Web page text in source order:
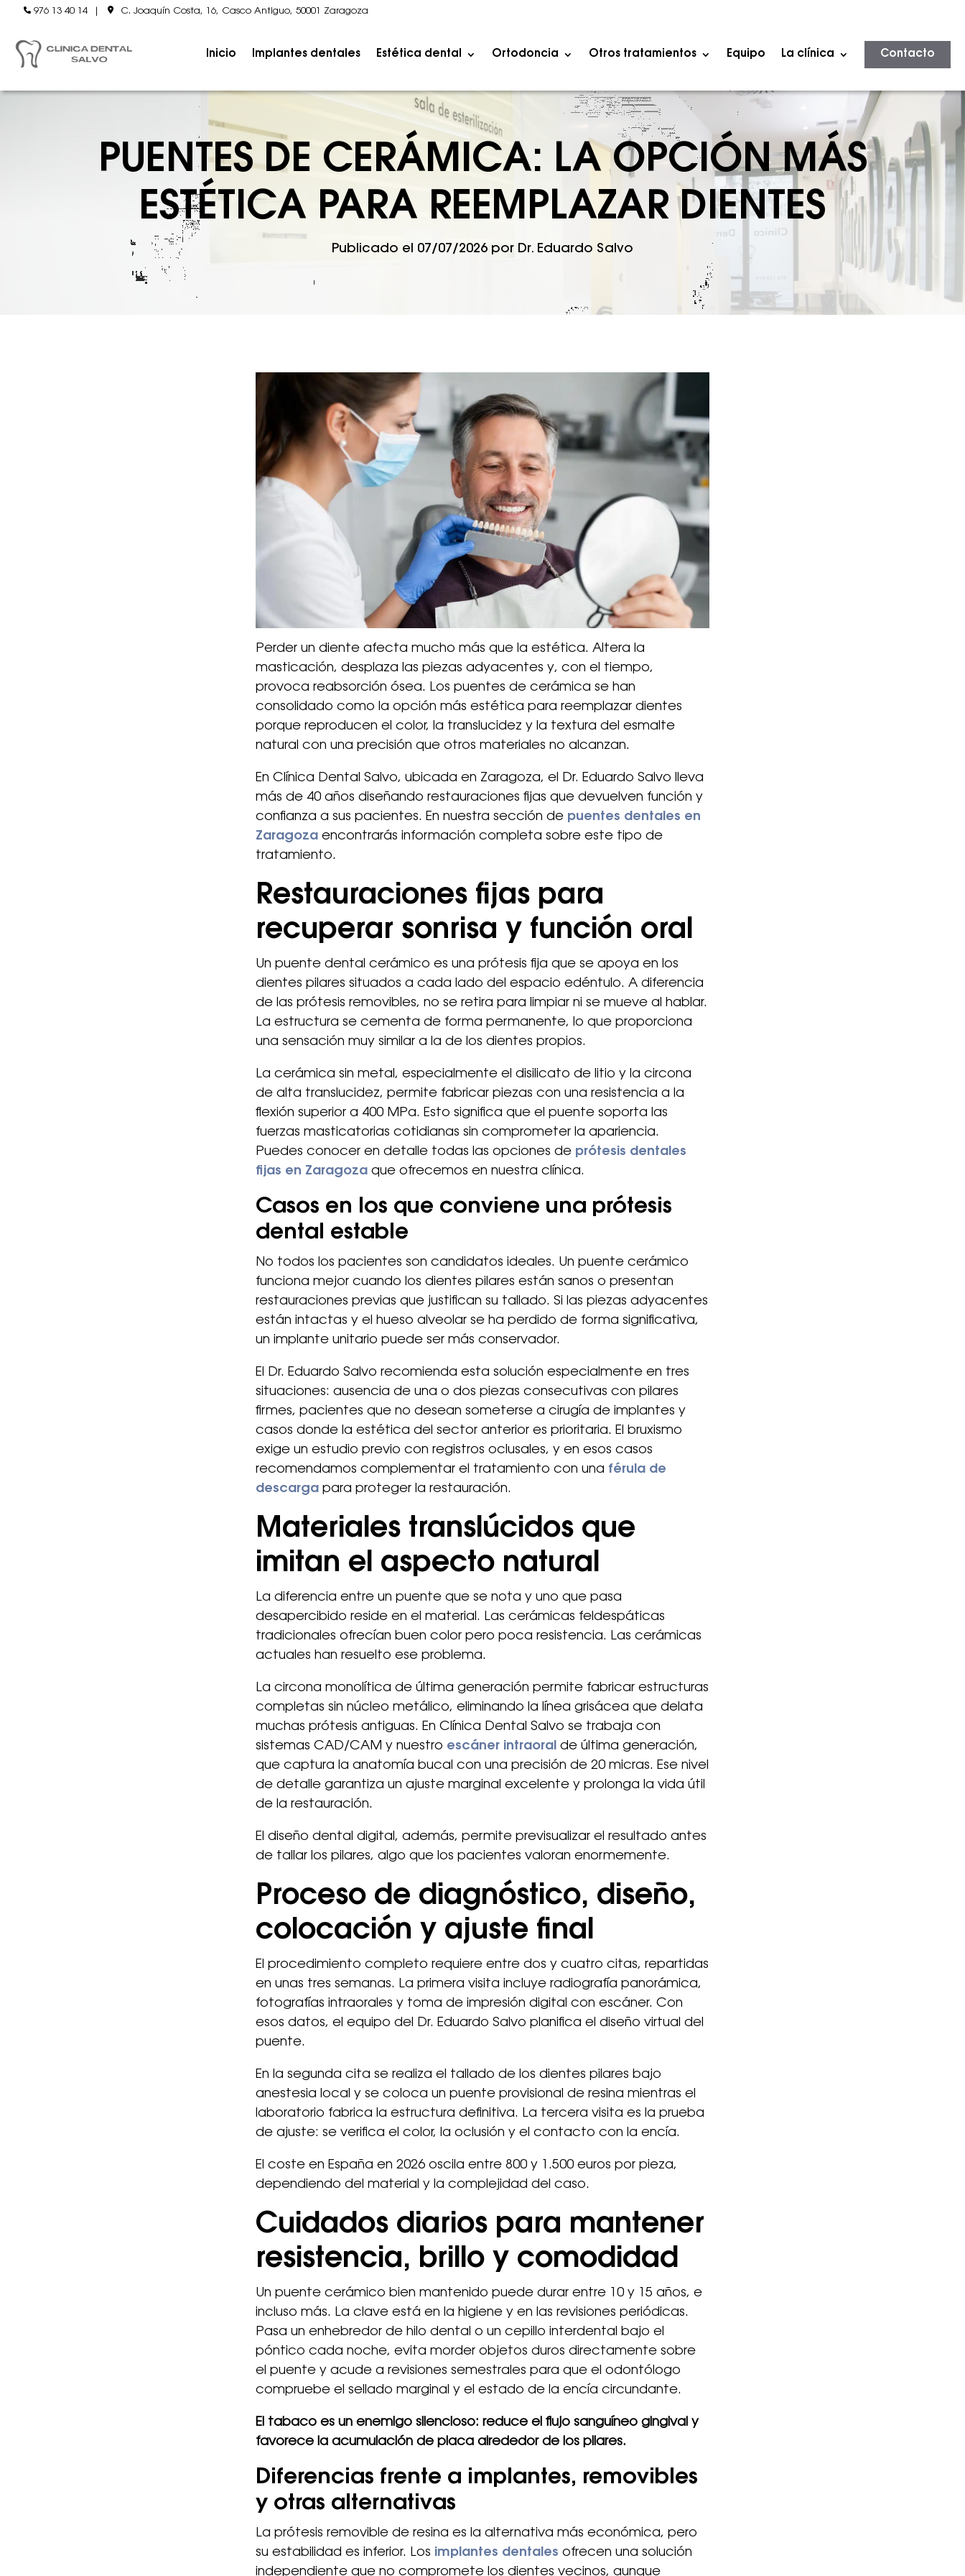
976 13 40 14 C. Joaquín Costa, 16, Casco Antiguo, 50001 Zaragoza
Inicio Implantes dentales Estética dental Ortodoncia Otros tratamientos Equipo La clínica Contacto
PUENTES DE CERÁMICA: LA OPCIÓN MÁS
ESTÉTICA PARA REEMPLAZAR DIENTES
Publicado el 07/07/2026 por Dr. Eduardo Salvo
Perder un diente afecta mucho más que la estética. Altera la
masticación, desplaza las piezas adyacentes y, con el tiempo,
provoca reabsorción ósea. Los puentes de cerámica se han
consolidado como la opción más estética para reemplazar dientes
porque reproducen el color, la translucidez y la textura del esmalte
natural con una precisión que otros materiales no alcanzan.
En Clínica Dental Salvo, ubicada en Zaragoza, el Dr. Eduardo Salvo lleva
más de 40 años diseñando restauraciones fijas que devuelven función y
confianza a sus pacientes. En nuestra sección de puentes dentales en
Zaragozaencontrarás información completa sobre este tipo de
tratamiento.
Restauraciones fijas para
recuperar sonrisa y función oral
Un puente dental cerámico es una prótesis fija que se apoya en los
dientes pilares situados a cada lado del espacio edéntulo. A diferencia
de las prótesis removibles, no se retira para limpiar ni se mueve al hablar.
La estructura se cementa de forma permanente, lo que proporciona
una sensación muy similar a la de los dientes propios.
La cerámica sin metal, especialmente el disilicato de litio y la circona
de alta translucidez, permite fabricar piezas con una resistencia a la
flexión superior a 400 MPa. Esto significa que el puente soporta las
fuerzas masticatorias cotidianas sin comprometer la apariencia.
Puedes conocer en detalle todas las opciones de prótesis dentales
fijas en Zaragozaque ofrecemos en nuestra clínica.
Casos en los que conviene una prótesis
dental estable
No todos los pacientes son candidatos ideales. Un puente cerámico
funciona mejor cuando los dientes pilares están sanos o presentan
restauraciones previas que justifican su tallado. Si las piezas adyacentes
están intactas y el hueso alveolar se ha perdido de forma significativa,
un implante unitario puede ser más conservador.
El Dr. Eduardo Salvo recomienda esta solución especialmente en tres
situaciones: ausencia de una o dos piezas consecutivas con pilares
firmes, pacientes que no desean someterse a cirugía de implantes y
casos donde la estética del sector anterior es prioritaria. El bruxismo
exige un estudio previo con registros oclusales, y en esos casos
recomendamos complementar el tratamiento con una férula de
descargapara proteger la restauración.
Materiales translúcidos que
imitan el aspecto natural
La diferencia entre un puente que se nota y uno que pasa
desapercibido reside en el material. Las cerámicas feldespáticas
tradicionales ofrecían buen color pero poca resistencia. Las cerámicas
actuales han resuelto ese problema.
La circona monolítica de última generación permite fabricar estructuras
completas sin núcleo metálico, eliminando la línea grisácea que delata
muchas prótesis antiguas. En Clínica Dental Salvo se trabaja con
sistemas CAD/CAM y nuestro escáner intraoralde última generación,
que captura la anatomía bucal con una precisión de 20 micras. Ese nivel
de detalle garantiza un ajuste marginal excelente y prolonga la vida útil
de la restauración.
El diseño dental digital, además, permite previsualizar el resultado antes
de tallar los pilares, algo que los pacientes valoran enormemente.
Proceso de diagnóstico, diseño,
colocación y ajuste final
El procedimiento completo requiere entre dos y cuatro citas, repartidas
en unas tres semanas. La primera visita incluye radiografía panorámica,
fotografías intraorales y toma de impresión digital con escáner. Con
esos datos, el equipo del Dr. Eduardo Salvo planifica el diseño virtual del
puente.
En la segunda cita se realiza el tallado de los dientes pilares bajo
anestesia local y se coloca un puente provisional de resina mientras el
laboratorio fabrica la estructura definitiva. La tercera visita es la prueba
de ajuste: se verifica el color, la oclusión y el contacto con la encía.
El coste en España en 2026 oscila entre 800 y 1.500 euros por pieza,
dependiendo del material y la complejidad del caso.
Cuidados diarios para mantener
resistencia, brillo y comodidad
Un puente cerámico bien mantenido puede durar entre 10 y 15 años, e
incluso más. La clave está en la higiene y en las revisiones periódicas.
Pasa un enhebredor de hilo dental o un cepillo interdental bajo el
póntico cada noche, evita morder objetos duros directamente sobre
el puente y acude a revisiones semestrales para que el odontólogo
compruebe el sellado marginal y el estado de la encía circundante.
El tabaco es un enemigo silencioso: reduce el flujo sanguíneo gingival y
favorece la acumulación de placa alrededor de los pilares.
Diferencias frente a implantes, removibles
y otras alternativas
La prótesis removible de resina es la alternativa más económica, pero
su estabilidad es inferior. Los implantes dentales ofrecen una solución
independiente que no compromete los dientes vecinos, aunque